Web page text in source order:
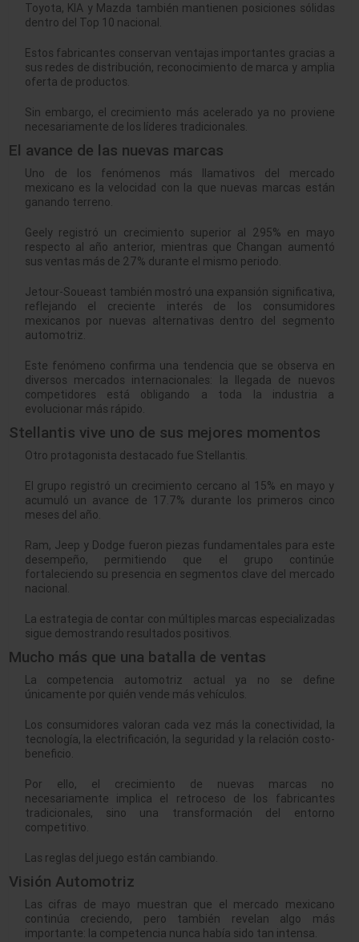
Toyota, KIA y Mazda también mantienen posiciones sólidas
dentro del Top 10 nacional.
Estos fabricantes conservan ventajas importantes gracias a
sus redes de distribución, reconocimiento de marca y amplia
oferta de productos.
Sin embargo, el crecimiento más acelerado ya no proviene
necesariamente de los líderes tradicionales.
El avance de las nuevas marcas
Uno de los fenómenos más llamativos del mercado
mexicano es la velocidad con la que nuevas marcas están
ganando terreno.
Geely registró un crecimiento superior al 295% en mayo
respecto al año anterior, mientras que Changan aumentó
sus ventas más de 27% durante el mismo periodo.
Jetour-Soueast también mostró una expansión significativa,
reflejando el creciente interés de los consumidores
mexicanos por nuevas alternativas dentro del segmento
automotriz.
Este fenómeno confirma una tendencia que se observa en
diversos mercados internacionales: la llegada de nuevos
competidores está obligando a toda la industria a
evolucionar más rápido.
Stellantis vive uno de sus mejores momentos
Otro protagonista destacado fue Stellantis.
El grupo registró un crecimiento cercano al 15% en mayo y
acumuló un avance de 17.7% durante los primeros cinco
meses del año.
Ram, Jeep y Dodge fueron piezas fundamentales para este
desempeño, permitiendo que el grupo continúe
fortaleciendo su presencia en segmentos clave del mercado
nacional.
La estrategia de contar con múltiples marcas especializadas
sigue demostrando resultados positivos.
Mucho más que una batalla de ventas
La competencia automotriz actual ya no se define
únicamente por quién vende más vehículos.
Los consumidores valoran cada vez más la conectividad, la
tecnología, la electrificación, la seguridad y la relación costo-
beneficio.
Por ello, el crecimiento de nuevas marcas no
necesariamente implica el retroceso de los fabricantes
tradicionales, sino una transformación del entorno
competitivo.
Las reglas del juego están cambiando.
Visión Automotriz
Las cifras de mayo muestran que el mercado mexicano
continúa creciendo, pero también revelan algo más
importante: la competencia nunca había sido tan intensa.